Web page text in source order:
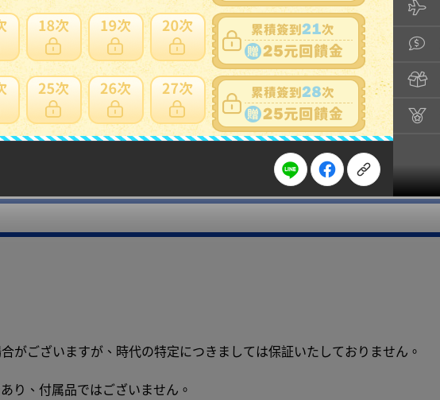
商品問與答
がございますが、時代の特定につきましては保証いたしておりません。
り、付属品ではございません。